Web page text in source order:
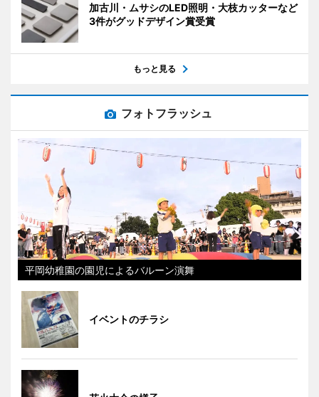
加古川・ムサシのLED照明・大枝カッターなど
3件がグッドデザイン賞受賞
もっと見る
フォトフラッシュ
平岡幼稚園の園児によるバルーン演舞
イベントのチラシ